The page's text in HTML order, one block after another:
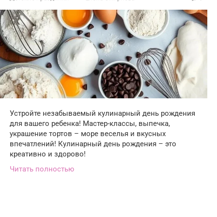
Устройте незабываемый кулинарный день рождения
для вашего ребенка! Мастер-классы, выпечка,
украшение тортов – море веселья и вкусных
впечатлений! Кулинарный день рождения – это
креативно и здорово!
Читать полностью